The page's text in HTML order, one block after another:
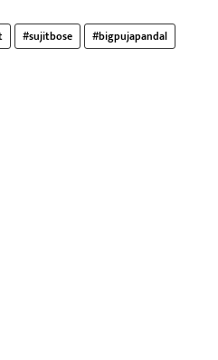
#sujitbose #bigpujapandal